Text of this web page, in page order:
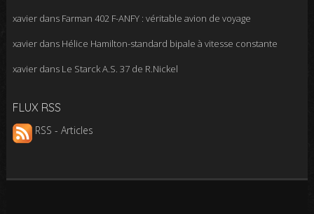
xavierdans Farman 402 F-ANFY : véritable avion de voyage
xavierdans Hélice Hamilton-standard bipale à vitesse constante
xavierdans Le Starck A.S. 37 de R.Nickel
FLUX RSS
RSS - Articles